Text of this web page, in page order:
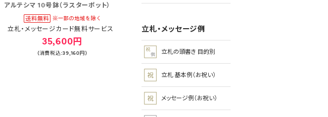
アルテシマ 10号鉢（ラスターポット）
立札・メッセージカード無料サービス
35,600円
(消費税込:39,160円)
立札・メッセージ例
立札の頭書き 目的別
立札 基本例（お祝い）
メッセージ例（お祝い）